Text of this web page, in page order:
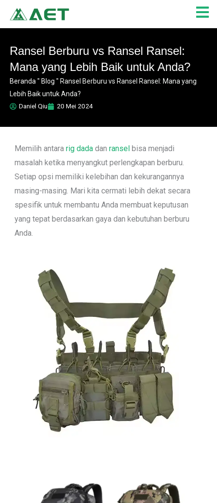
konten
Ransel Berburu vs Ransel Ransel:
Mana yang Lebih Baik untuk Anda?
Beranda " Blog " Ransel Berburu vs Ransel Ransel: Mana yang
Lebih Baik untuk Anda?
Daniel Qiu
20 Mei 2024
Memilih antara rig dada dan ransel bisa menjadi
masalah ketika menyangkut perlengkapan berburu.
Setiap opsi memiliki kelebihan dan kekurangannya
masing-masing. Mari kita cermati lebih dekat secara
spesifik untuk membantu Anda membuat keputusan
yang tepat berdasarkan gaya dan kebutuhan berburu
Anda.